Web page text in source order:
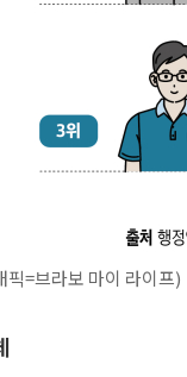
픽=브라보 마이 라이프)